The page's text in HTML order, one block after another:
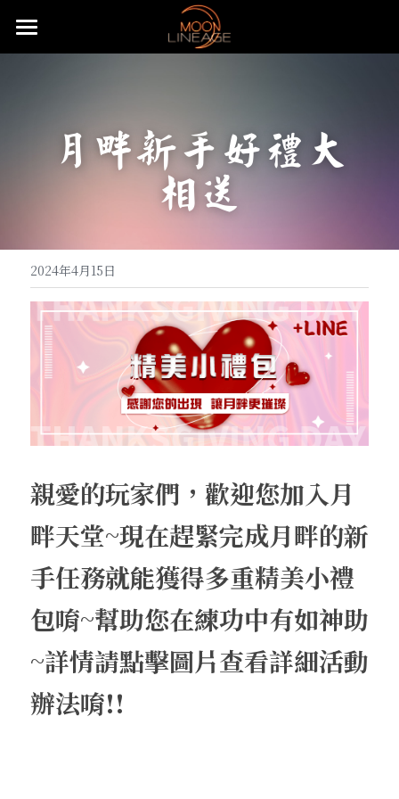
主頁
五大職業介紹
王族介紹
法師介紹
黑暗妖精介紹
洞穴地圖介紹
限時特殊地圖
血盟升級系統
血盟通關-屠龍副本
特殊狀態月畔氣息
特殊狀態城主天上金
換匯喵喵系統
寵物介紹
寵物裝備介紹
強化系統介紹
防具附魔介紹
武器品質系統介紹
武防飾品祝福化能力介紹
武防過安定能力加成介紹
武器屬性強化卷軸介紹
推廣大使勛章介紹
特權勛章介紹
變身卡收集
變身卡合成
變身卡收藏加成
魔法娃娃收集
魔法娃娃合成
魔法娃娃收藏加成
紋樣系統介紹
伊娃紋樣
帕格里奧紋樣
馬普勒紋樣
格蘭肯紋樣
收藏獎勵介紹
武器防具收藏介紹
四龍祭司娃娃介紹
四龍祭司娃娃洗鍊介紹
料理以及特殊道具介紹
材料與道具
料理介紹
好運潘朵拉禮盒介紹
武器防具介紹
頭盔
手套
內衣
盔甲
斗篷
古代臂甲
飾品介紹
麥斯特耳環
戒指
腰帶
一般耳環
功能戒指(第四戒)
怪物符文介紹
怪物符文
等級獎勵-職業符文介紹
騎士符文
王子符文
法師符文
黑暗妖精符文
自動狩獵介紹
無限大戰介紹
攻城戰
快速上手
遊戲理念與透明化的原則
遊戲基礎教學
特殊節慶型活動
開服衝等拿好禮活動
飄忽不定的旅人
2025中秋節活動盛典
預先登記好禮多重送
全服日常公告事項
推文回報說明
直播回報說明
月畔遊戲規章
外掛查緝細節
贊助說明
免責聲明
繁體中文
繁體中文
24H自動贊助
月畔新手好禮大
相送
2024年4月15日
親愛的玩家們，歡迎您加入月
畔天堂~現在趕緊完成月畔的新
手任務就能獲得多重精美小禮
包唷~幫助您在練功中有如神助
~詳情請點擊圖片查看詳細活動
辦法唷!!